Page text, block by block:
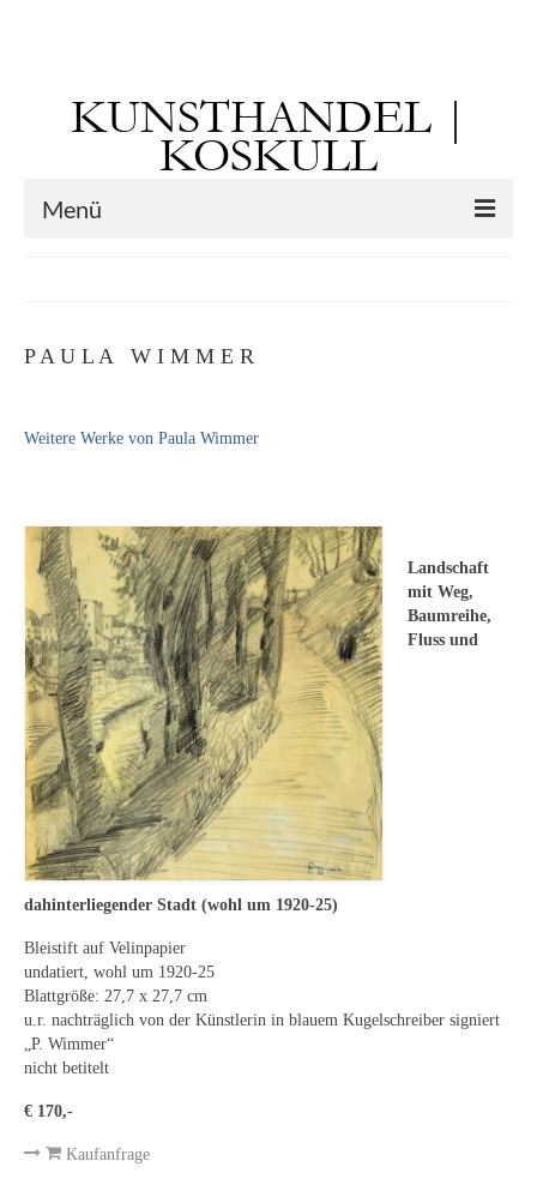
KUNSTHANDEL |
KOSKULL
Menü
– 02.06.1851 ebd.)
Leonhard Heinrich Hessel
George Paice
Johann Georg Strobel
Ludwig Martin Wilberg
Weitere Künstler nach 1945
Kunst 1900-1945
Walter Becker
Ernst Geitlinger
Erich Hartmann
Wilhelm von Hillern-Flinsch
P A U L A W I M M E R
Weitere Werke von Paula Wimmer
Landschaft
mit Weg,
Baumreihe,
Fluss und
dahinterliegender Stadt (wohl um 1920-25)
Bleistift auf Velinpapier
undatiert, wohl um 1920-25
Blattgröße: 27,7 x 27,7 cm
u.r. nachträglich von der Künstlerin in blauem Kugelschreiber signiert
„P. Wimmer“
nicht betitelt
€ 170,-
Kaufanfrage